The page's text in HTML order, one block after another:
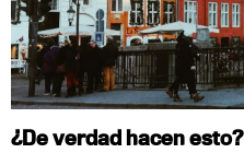
¿De verdad hacen esto?